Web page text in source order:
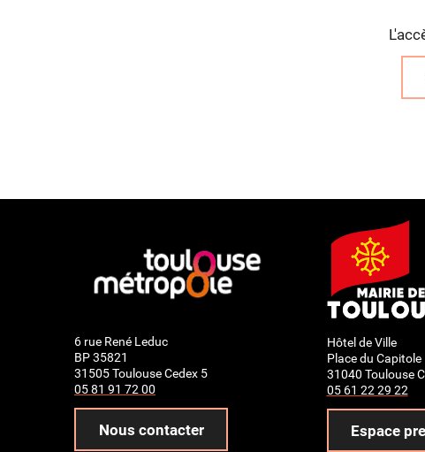
6 rue René Leduc
BP 35821
31505 Toulouse Cedex 5
05 81 91 72 00
Nous contacter
Hôtel de Ville
Place du Capitole
31040 Toulouse
05 61 22 29 22
Espace